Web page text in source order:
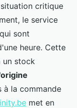
critique
le service
sont
heure. Cette
un stock
à la commande
met en